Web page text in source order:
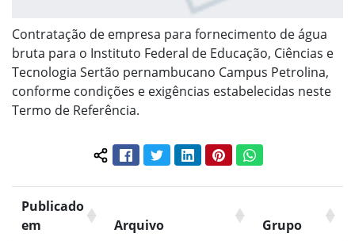
Contratação de empresa para fornecimento de água
bruta para o Instituto Federal de Educação, Ciências e
Tecnologia Sertão pernambucano Campus Petrolina,
conforme condições e exigências estabelecidas neste
Termo de Referência.
Compartilhar conteúdo:
FacebookTwitterLinkedInPinterestWhatsApp
Publicado
em
Arquivo Grupo